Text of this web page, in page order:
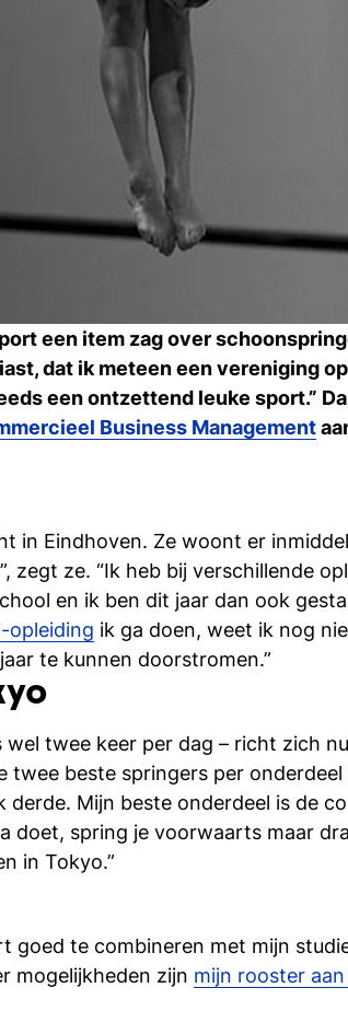
een item zag over
dat ik meteen een vereniging
een ontzettend leuke sport.”
Business Management
in Eindhoven. Ze woont er
zegt ze. “Ik heb bij verschillende
en ik ben dit jaar dan ook
opleiding ik ga doen, weet ik nog
te kunnen doorstromen.”
twee keer per dag – richt zich
twee beste springers per
derde. Mijn beste onderdeel is de
doet, spring je voorwaarts maar
in Tokyo.”
goed te combineren met mijn
mogelijkheden zijn mijn rooster